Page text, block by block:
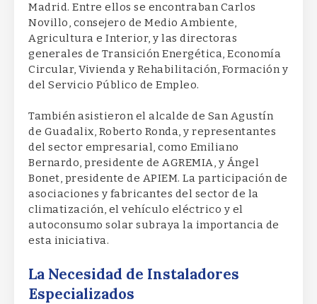
Madrid. Entre ellos se encontraban Carlos
Novillo, consejero de Medio Ambiente,
Agricultura e Interior, y las directoras
generales de Transición Energética, Economía
Circular, Vivienda y Rehabilitación, Formación y
del Servicio Público de Empleo.
También asistieron el alcalde de San Agustín
de Guadalix, Roberto Ronda, y representantes
del sector empresarial, como Emiliano
Bernardo, presidente de AGREMIA, y Ángel
Bonet, presidente de APIEM. La participación de
asociaciones y fabricantes del sector de la
climatización, el vehículo eléctrico y el
autoconsumo solar subraya la importancia de
esta iniciativa.
La Necesidad de Instaladores
Especializados